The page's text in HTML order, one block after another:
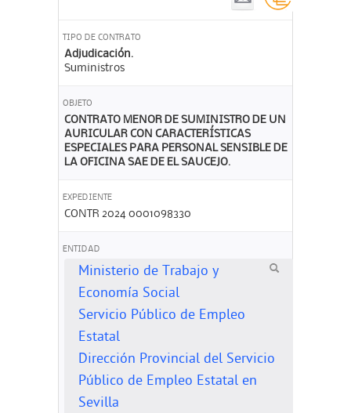
TIPO DE CONTRATO
Adjudicación.
Suministros
OBJETO
CONTRATO MENOR DE SUMINISTRO DE UN
AURICULAR CON CARACTERÍSTICAS
ESPECIALES PARA PERSONAL SENSIBLE DE
LA OFICINA SAE DE EL SAUCEJO.
EXPEDIENTE
CONTR 2024 0001098330
ENTIDAD
Ministerio de Trabajo y
Economía Social
Servicio Público de Empleo
Estatal
Dirección Provincial del Servicio
Público de Empleo Estatal en
Sevilla